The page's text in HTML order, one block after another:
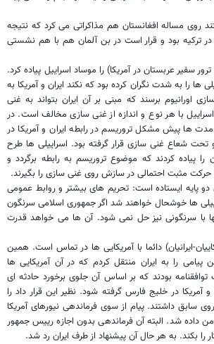
روی مساله افغانستان هم مذاکراتی می کرد که نتیجه
ترکیه بود و قرار است در بن آلمان هم با هم نشستی
سفیر عربستان در آمریکا) را موساد اسراییل پیاده کرد.
ها را به شدت نگران کرده بود که نکند ایران و آمریکا به
اورانیوم برسند که مبنی بر آن ایران بتواند به غنی
با هر نوع و اندازه از غنی سازی مخالف است. در
ها پیش مشکل تروریسم در رابطه ایران و آمریکا در
تحت شعاع غنی سازی قرار گرفته بود. اسراییلی ها طرح
را پیاده کردند که موضوع تروریسم به رابطه برگردد و
مثبت احتمالی در سازش روی غنی سازی را بگیرند.
پایه ایستاده است: تحریم های بیشتر و روابط عمومی
ها خوشحال خواهند شد اگر جمهوری اسلامی سرنگون
با سرنگونی نیز حل نمی شود. آن ها می خواهد قدرت
ایرانیان) دائما با آمریکایی ها در تماس است. همین
را به ایران منتقل کردم که در آن آمریکایی ها
بودند که بر اساس آن جلوی برخورد حادثه ای
و آمریکا در خلیج فارس گرفته شود. نظیر این قرار داد را
سابق داشتند. پیام از سوی فرماندهی نیورهای آمریکا
داده شد. البته آن فرماندهی بدون اجازه رییس جمهور
را بکند. به هر حال آن پیشنهاد از طرف ایران رد شد.